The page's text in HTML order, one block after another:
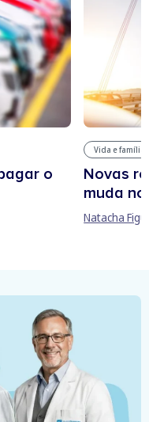
o
Vida e família
Novas
muda
Natacha